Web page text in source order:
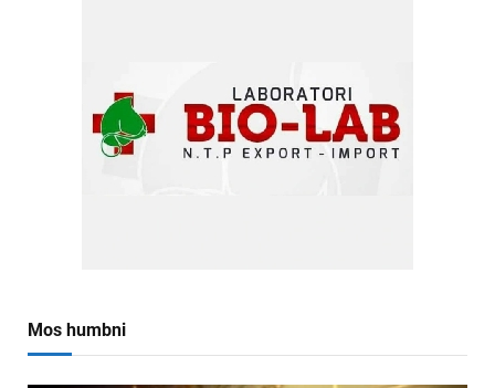
Mos humbni